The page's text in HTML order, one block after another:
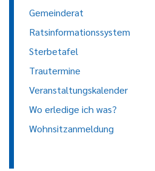
Gemeinderat
Ratsinformationssystem
Sterbetafel
Trautermine
Veranstaltungskalender
Wo erledige ich was?
Wohnsitzanmeldung